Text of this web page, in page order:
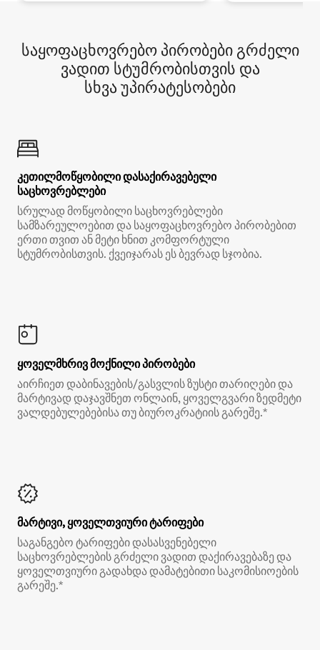
საყოფაცხოვრებო პირობები გრძელი
ვადით სტუმრობისთვის და
სხვა უპირატესობები
კეთილმოწყობილი დასაქირავებელი
საცხოვრებლები
სრულად მოწყობილი საცხოვრებლები
სამზარეულოებით და საყოფაცხოვრებო პირობებით
ერთი თვით ან მეტი ხნით კომფორტული
სტუმრობისთვის. ქვეიჯარას ეს ბევრად სჯობია.
ყოველმხრივ მოქნილი პირობები
აირჩიეთ დაბინავების/გასვლის ზუსტი თარიღები და
მარტივად დაჯავშნეთ ონლაინ, ყოველგვარი ზედმეტი
ვალდებულებებისა თუ ბიუროკრატიის გარეშე.*
მარტივი, ყოველთვიური ტარიფები
საგანგებო ტარიფები დასასვენებელი
საცხოვრებლების გრძელი ვადით დაქირავებაზე და
ყოველთვიური გადახდა დამატებითი საკომისიოების
გარეშე.*